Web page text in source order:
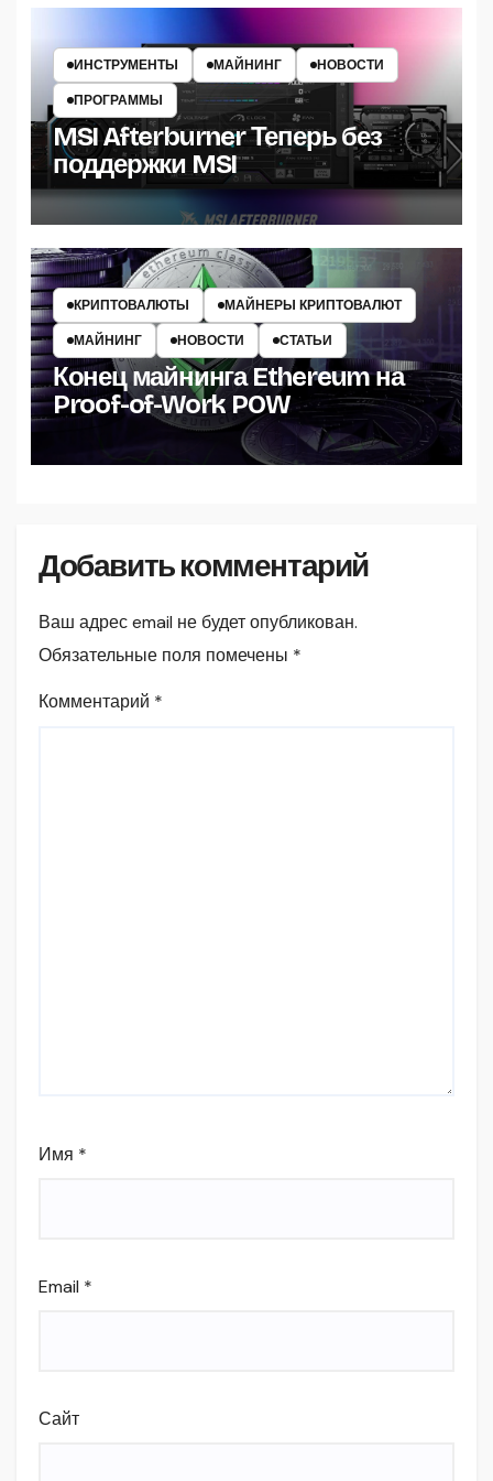
ИНСТРУМЕНТЫ МАЙНИНГ
НОВОСТИ
ПРОГРАММЫ
MSI Afterburner Теперь без
поддержки MSI
КРИПТОВАЛЮТЫ
МАЙНЕРЫ КРИПТОВАЛЮТ
МАЙНИНГ
НОВОСТИ СТАТЬИ
Конец майнинга Ethereum на
Proof-of-Work POW
Добавить комментарий
Ваш адрес email не будет опубликован.
Обязательные поля помечены *
Комментарий *
Имя *
Email *
Сайт